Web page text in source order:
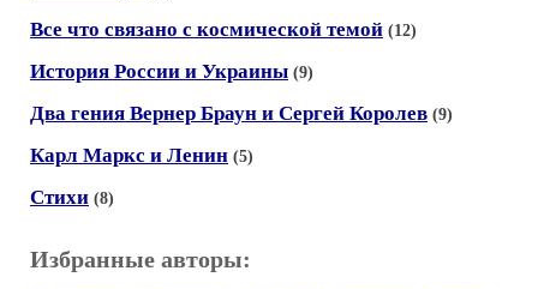
Все что связано с космической темой (12)
История России и Украины (9)
Два гения Вернер Браун и Сергей Королев (9)
Карл Маркс и Ленин (5)
Стихи (8)
Избранные авторы: